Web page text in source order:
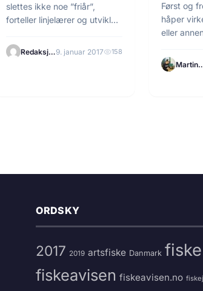
slettes ikke noe ”friår”,
forteller linjelærer og utvikler
Redaksjonen9. januar 2017 158
Først og
håper
eller
Martin
ORDSKY
2017 2019 artsfiske Danmark fiske
fiskeavisen fiskeavisen.no